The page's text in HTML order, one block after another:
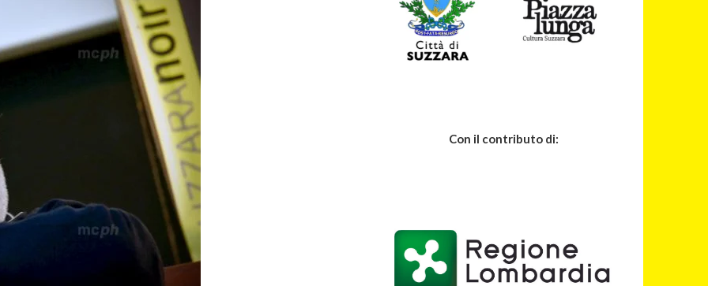
Con il contributo di: